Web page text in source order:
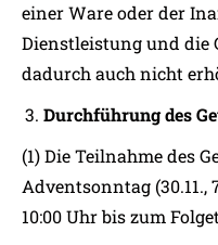
einer Ware oder der
Dienstleistung und die
dadurch auch nicht
Durchführung des
(1) Die Teilnahme des
Adventsonntag (30.11.,
10:00 Uhr bis zum